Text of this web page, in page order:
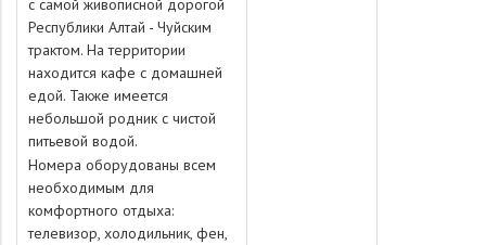
с самой живописной дорогой
Республики Алтай - Чуйским
трактом. На территории
находится кафе с домашней
едой. Также имеется
небольшой родник с чистой
питьевой водой.
Номера оборудованы всем
необходимым для
комфортного отдыха:
телевизор, холодильник, фен,